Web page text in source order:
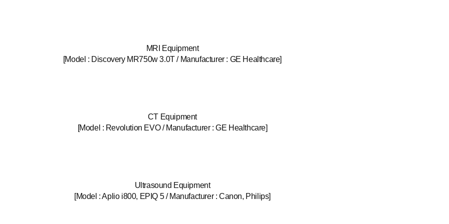
MRI Equipment
[Model : Discovery MR750w 3.0T / Manufacturer : GE Healthcare]
CT Equipment
[Model : Revolution EVO / Manufacturer : GE Healthcare]
Ultrasound Equipment
[Model : Aplio i800, EPIQ 5 / Manufacturer : Canon, Philips]